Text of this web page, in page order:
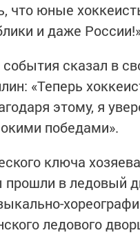
что юные
и даже
сказал в
«Теперь
этому, я
победами».
ключа
прошли в ледовый
ледового